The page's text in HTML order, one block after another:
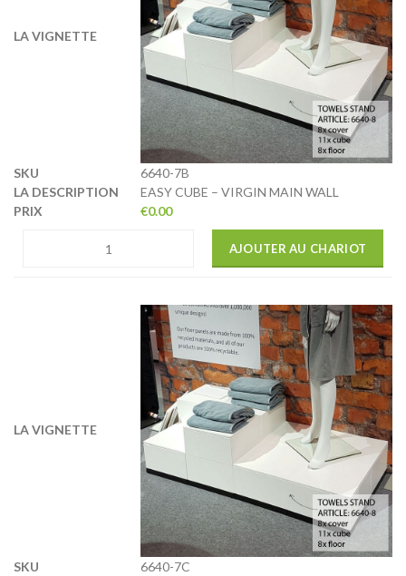
6640-7B
EASY CUBE – VIRGIN MAIN WALL
€0.00
AJOUTER AU CHARIOT
6640-7C